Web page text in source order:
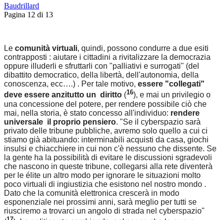
Baudrillard
Pagina 12 di 13
Le comunità virtuali, quindi, possono condurre a due esiti
contrapposti : aiutare i cittadini a rivitalizzare la democrazia
oppure illuderli e sfruttarli con "palliativi e surrogati" (del
dibattito democratico, della libertà, dell'autonomia, della
conoscenza, ecc….) . Per tale motivo, essere "collegati"
deve essere anzitutto un diritto (16), e mai un privilegio o
una concessione del potere, per rendere possibile ciò che
mai, nella storia, è stato concesso all'individuo: rendere
universale il proprio pensiero. "Se il cyberspazio sarà
privato delle tribune pubbliche, avremo solo quello a cui ci
stiamo già abituando: interminabili acquisti da casa, giochi
insulsi e chiacchiere in cui non c'è nessuno che dissente. Se
la gente ha la possibilità di evitare le discussioni sgradevoli
che nascono in queste tribune, collegarsi alla rete diventerà
per le élite un altro modo per ignorare le situazioni molto
poco virtuali di ingiustizia che esistono nel nostro mondo .
Dato che la comunità elettronica crescerà in modo
esponenziale nei prossimi anni, sarà meglio per tutti se
riusciremo a trovarci un angolo di strada nel cyberspazio"